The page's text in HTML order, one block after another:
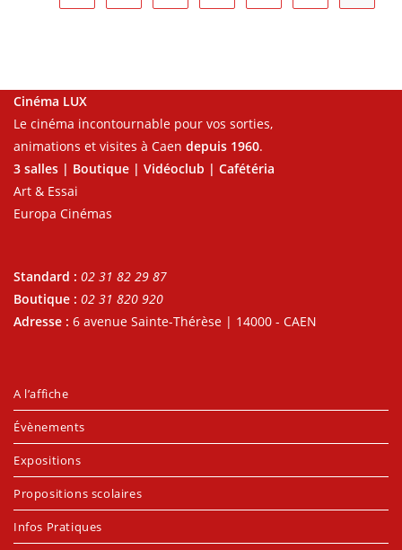
Cinéma LUX
Le cinéma incontournable pour vos sorties,
animations et visites à Caen depuis 1960.
3 salles | Boutique | Vidéoclub | Cafétéria
Art & Essai
Europa Cinémas
Standard : 02 31 82 29 87
Boutique : 02 31 820 920
Adresse : 6 avenue Sainte-Thérèse | 14000 - CAEN
A l’affiche
Évènements
Expositions
Propositions scolaires
Infos Pratiques